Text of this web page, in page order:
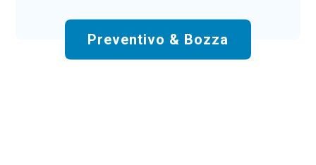
Preventivo & Bozza